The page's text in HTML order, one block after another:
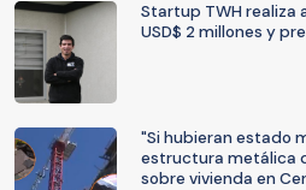
Startup TWH
USD$ 2 millones y
"Si hubieran estado
estructura metálica
sobre vivienda en